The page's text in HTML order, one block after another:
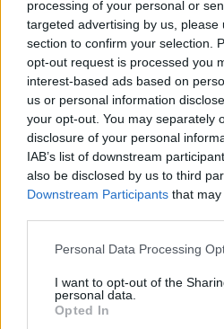
processing of your personal or
targeted advertising by us, please
section to confirm your selection.
opt-out request is processed you
interest-based ads based on
us or personal information
your opt-out. You may separately
disclosure of your personal
IAB’s list of downstream
also be disclosed by us to third
Downstream Participants that
Please note that this website/app
not limited to your visit or usage
grant or deny consent to Google
use your data for below specified
Personal Data Processing
I want to opt-out of the
personal data.
Opted In
2023. október. 11. 17:18
A tervezett bevételnél több folyt
ÁLLATKERTI MŰKÖDÉSI
FOLYAMODOTT A DÉZSI-
ALAPÍTVÁNY
2023. május. 24. 15:57
Riválisa akad a Xantus János
A SZENTIVÁNI IPARI
ÉV VÉGÉIG 1,1 MILLIÁRD
GYŐR
2023. május. 18. 18:31
parkolóautomat érkezik nyáron az
A TIGRIS ÖLELÉSE
2022. augusztus. 14. 08:56